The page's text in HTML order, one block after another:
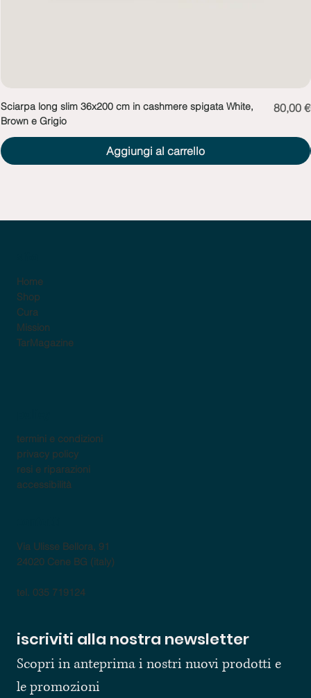
Sciarpa long slim 36x200 cm in cashmere spigata White,
Brown e Grigio
Prezzo
80,00 €
Aggiungi al carrello
Home
Shop
Cura
Mission
TarMagazine
termini e condizioni
privacy policy
resi e riparazioni
accessibilità
Via Ulisse Bellora, 91
24020 Cene BG (italy)
tel. 035 719124
iscriviti alla nostra newsletter
Scopri in anteprima i nostri nuovi prodotti e
le promozioni